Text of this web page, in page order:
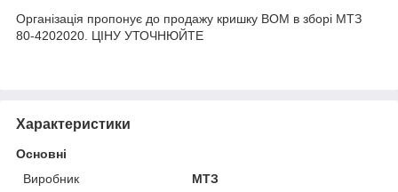
Організація пропонує до продажу кришку ВОМ в зборі МТЗ
80-4202020. ЦІНУ УТОЧНЮЙТЕ
Характеристики
Основні
Виробник
МТЗ